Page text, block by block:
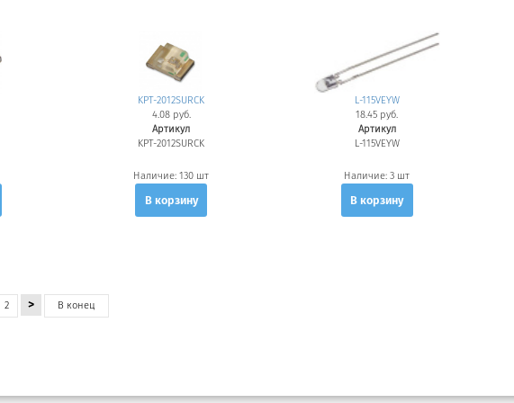
KPT-2012SURCK
4.08 руб.
Артикул
KPT-2012SURCK
Наличие:130 шт
В корзину
L-115VEYW
18.45 руб.
Артикул
L-115VEYW
Наличие:3 шт
В корзину
2 > В конец